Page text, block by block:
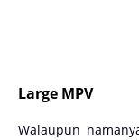
Large MPV
Walaupun